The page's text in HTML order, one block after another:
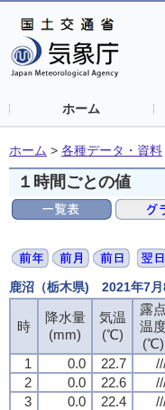
ホーム
ホーム > 各種データ・資料
１時間ごとの値
鹿沼（栃木県) 2021年7月
時
降水量
(mm)
気温
(℃)
露点
温
(℃)
1
0.0 22.7
2
0.0 22.6
3
0.0 22.4